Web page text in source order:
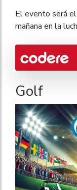
El evento será el
mañana en la
Golf